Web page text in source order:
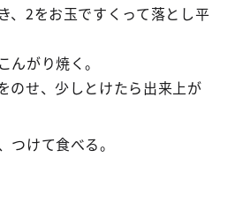
、2をお玉ですくって落とし平
がり焼く。
のせ、少しとけたら出来上が
けて食べる。